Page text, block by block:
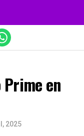
Prime en
2025